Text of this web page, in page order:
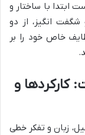
ابتدا با ساختار و
انگیز، از دو
خاص خود را بر
کارکردها و
زبان و تفکر خطی